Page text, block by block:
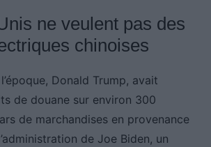
ne veulent pas des
chinoises
Donald Trump, avait
de douane sur environ 300
de marchandises en provenance
de Joe Biden, un